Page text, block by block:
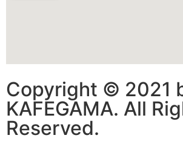
Copyright © 2021
KAFEGAMA. All
Reserved.